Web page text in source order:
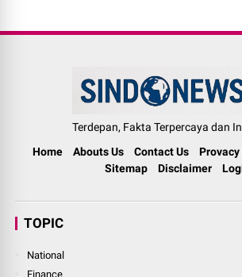
Terdepan, Fakta Terpercaya dan
Home
Abouts Us Contact Us
Sitemap
Disclaimer
TOPIC
National
Finance